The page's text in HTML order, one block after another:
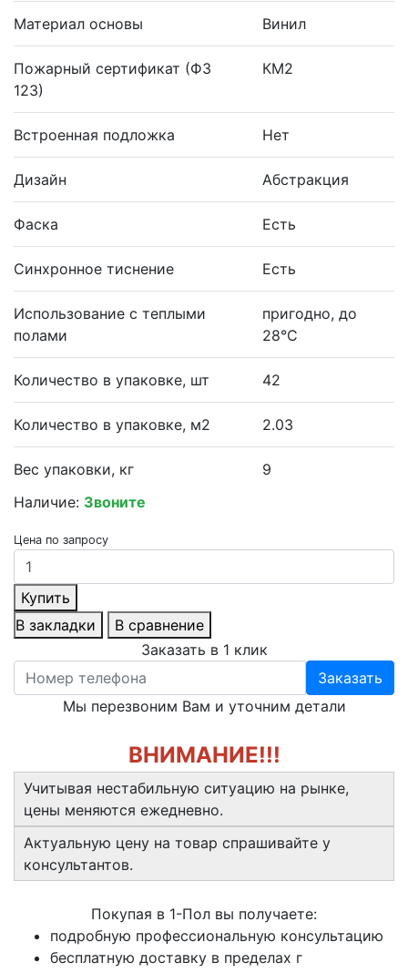
Материал основы Винил
Пожарный сертификат (ФЗ
123)
КМ2
Встроенная подложка Нет
Дизайн Абстракция
Фаска Есть
Синхронное тиснение Есть
Использование с теплыми
полами
пригодно, до
28°С
Количество в упаковке, шт 42
Количество в упаковке, м2 2.03
Вес упаковки, кг
9
Наличие: Звоните
Цена по запросу
Купить
В закладки
В сравнение
Заказать в 1 клик
Заказать
Мы перезвоним Вам и уточним детали
ВНИМАНИЕ!!!
Учитывая нестабильную ситуацию на рынке,
цены меняются ежедневно.
Актуальную цену на товар спрашивайте у
консультантов.
Покупая в 1-Пол вы получаете:
подробную профессиональную консультацию
бесплатную доставку в пределах г